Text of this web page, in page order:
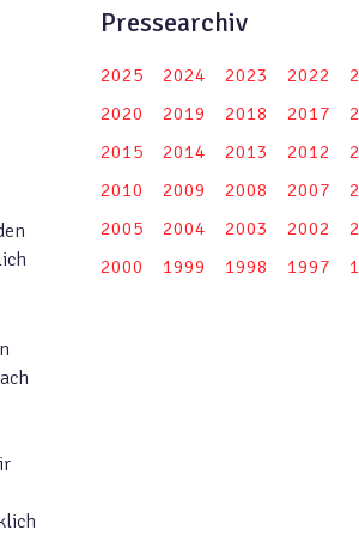
Pressearchiv
2025 2024 2023 2022
2020
2019 2018 2017
2015
2014 2013 2012
2010
2009 2008 2007
2005
2004 2003 2002
2000
1999 1998 1997